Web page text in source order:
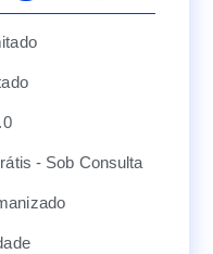
- Sob Consulta